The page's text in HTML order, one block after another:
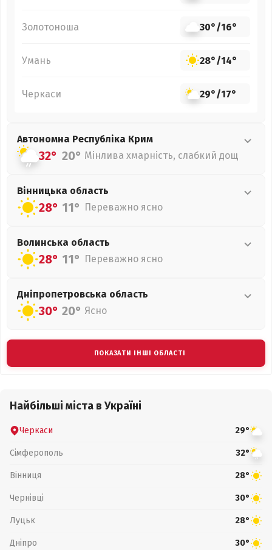
Золотоноша 30°/16°
Умань 28°/14°
Черкаси 29°/17°
Автономна Республіка Крим
32° 20° Мінлива хмарність, слабкий дощ
Вінницька область
28° 11° Переважно ясно
Волинська область
28° 11° Переважно ясно
Дніпропетровська область
30° 20° Ясно
ПОКАЗАТИ ІНШІ ОБЛАСТІ
Найбільші міста в Україні
Черкаси 29°
Сімферополь 32°
Вінниця 28°
Чернівці 30°
Луцьк 28°
Дніпро 30°